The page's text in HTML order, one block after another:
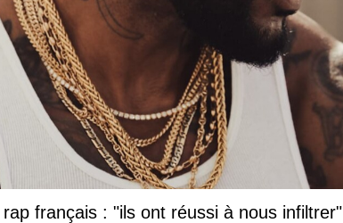
français : "ils ont réussi à nous infiltrer"